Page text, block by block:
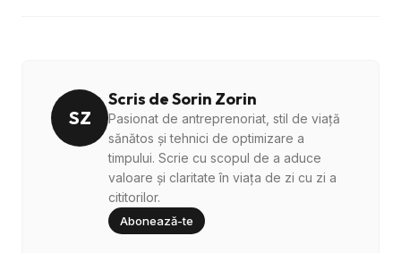
SZ
Scris de Sorin Zorin
Pasionat de antreprenoriat, stil de viață
sănătos și tehnici de optimizare a
timpului. Scrie cu scopul de a aduce
valoare și claritate în viața de zi cu zi a
cititorilor.
Abonează-te